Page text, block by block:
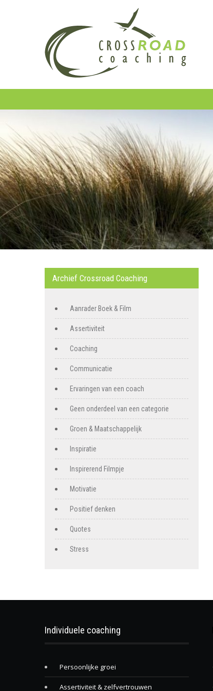
Archief Crossroad Coaching
Aanrader Boek & Film
Assertiviteit
Coaching
Communicatie
Ervaringen van een coach
Geen onderdeel van een categorie
Groen & Maatschappelijk
Inspiratie
Inspirerend Filmpje
Motivatie
Positief denken
Quotes
Stress
Individuele coaching
Persoonlijke groei
Assertiviteit & zelfvertrouwen